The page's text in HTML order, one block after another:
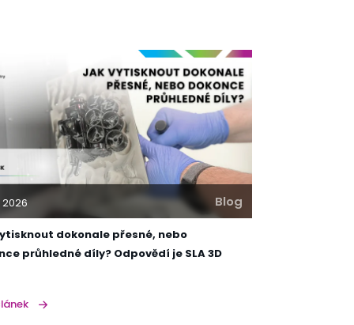
2026 Blog
dokonale přesné, nebo
průhledné díly? Odpovědí je SLA 3D